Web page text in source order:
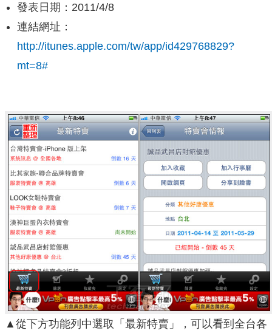
發表日期：2011/4/8
連結網址：
http://itunes.apple.com/tw/app/id429768829?
mt=8#
▲從下方功能列中選取「最新特賣」，可以看到全台各